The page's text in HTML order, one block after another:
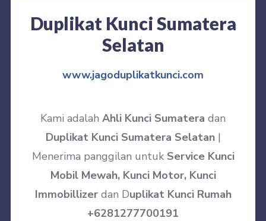
Duplikat Kunci Sumatera
Selatan
www.jagoduplikatkunci.com
Kami adalah Ahli Kunci Sumatera dan
Duplikat Kunci Sumatera Selatan|
Menerima panggilan untuk Service Kunci
Mobil Mewah, Kunci Motor, Kunci
Immobillizerdan Duplikat Kunci Rumah
+6281277700191